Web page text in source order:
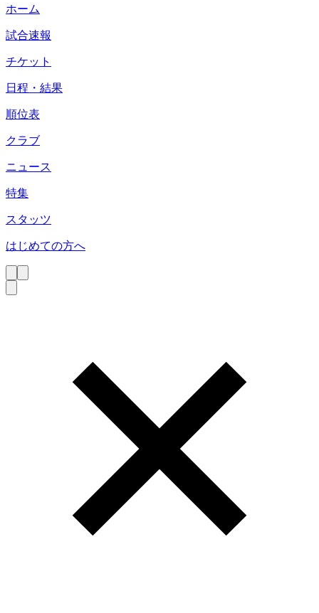
ホーム
試合速報
チケット
日程・結果
順位表
クラブ
ニュース
特集
スタッツ
はじめての方へ